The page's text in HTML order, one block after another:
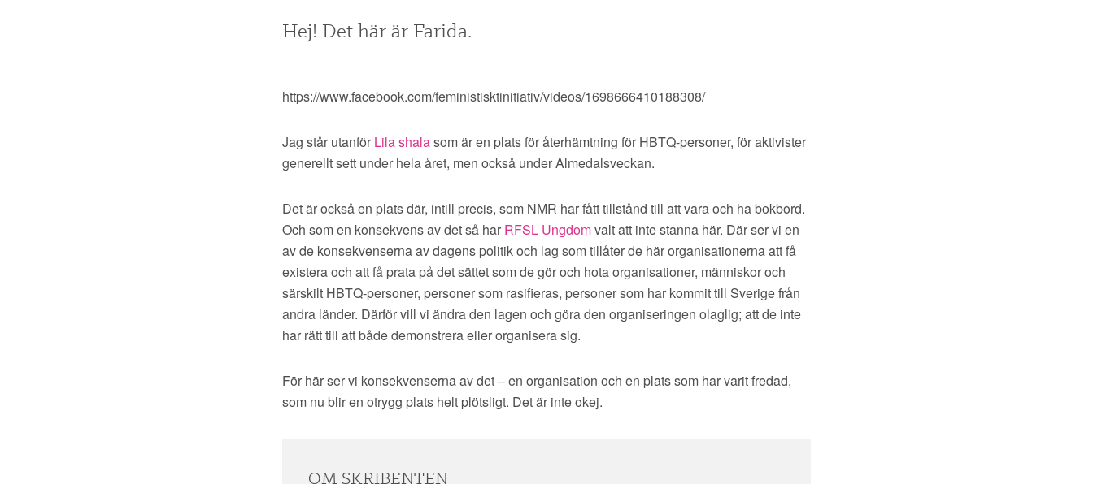
Hej! Det här är Farida.
https://www.facebook.com/feministisktinitiativ/videos/1698666410188308/
Jag står utanför Lila shalasom är en plats för återhämtning för HBTQ-personer, för aktivister
generellt sett under hela året, men också under Almedalsveckan.
Det är också en plats där, intill precis, som NMR har fått tillstånd till att vara och ha bokbord.
Och som en konsekvens av det så har RFSL Ungdomvalt att inte stanna här. Där ser vi en
av de konsekvenserna av dagens politik och lag som tillåter de här organisationerna att få
existera och att få prata på det sättet som de gör och hota organisationer, människor och
särskilt HBTQ-personer, personer som rasifieras, personer som har kommit till Sverige från
andra länder. Därför vill vi ändra den lagen och göra den organiseringen olaglig; att de inte
har rätt till att både demonstrera eller organisera sig.
För här ser vi konsekvenserna av det – en organisation och en plats som har varit fredad,
som nu blir en otrygg plats helt plötsligt. Det är inte okej.
OM SKRIBENTEN